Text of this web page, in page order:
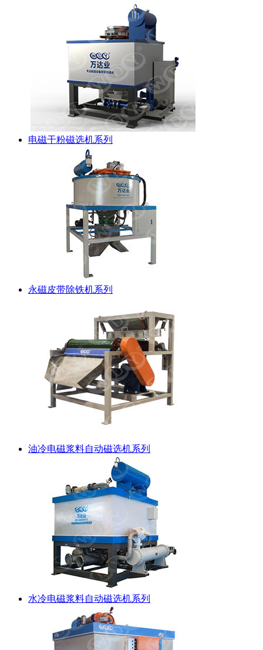
电磁干粉磁选机系列
永磁皮带除铁机系列
油冷电磁浆料自动磁选机系列
水冷电磁浆料自动磁选机系列